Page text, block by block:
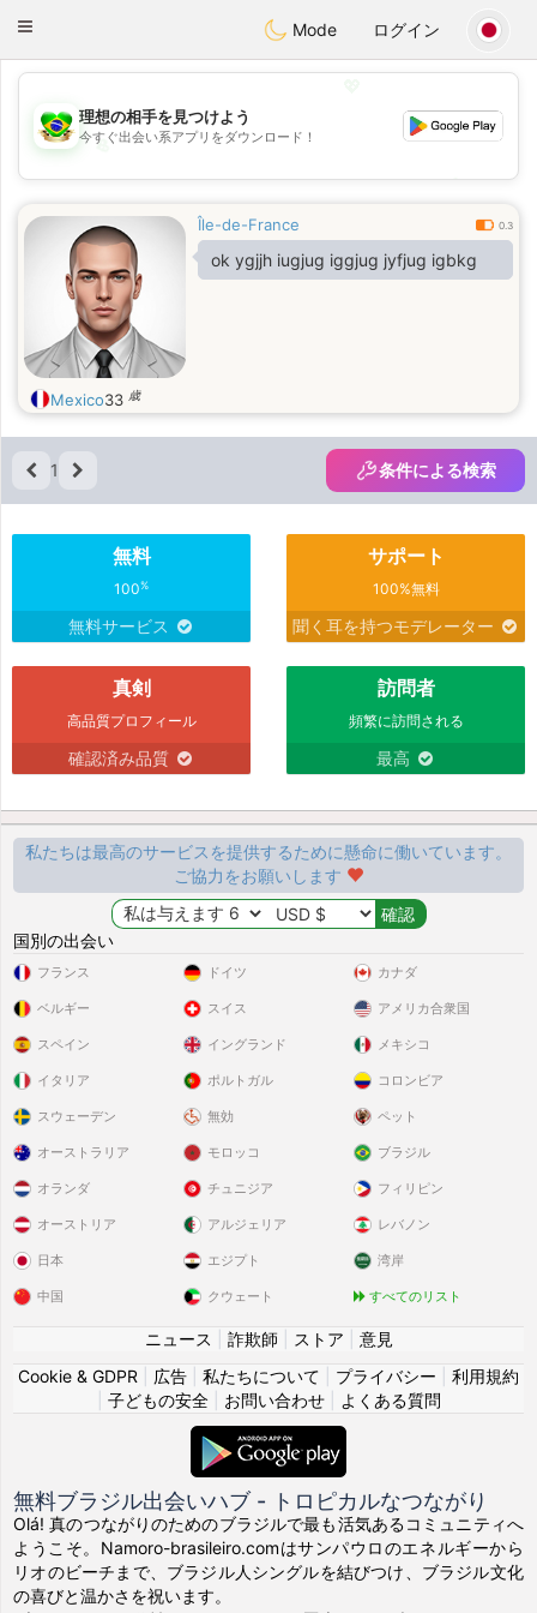
Conversar
Toggle
Mode ログイン
💖
💕
理想の相手を見つけよう
今すぐ出会い系アプリをダウンロード！
Île-de-France 0.3
ok ygjjh iugjug iggjug jyfjug igbkg
Mexico33 歳
1 条件による検索
無料
100%
無料サービス
サポート
100%無料
聞く耳を持つモデレーター
真剣
高品質プロフィール
確認済み品質
訪問者
頻繁に訪問される
最高
私たちは最高のサービスを提供するために懸命に働いています。
ご協力をお願いします
国別の出会い
フランス
ベルギー
スペイン
イタリア
スウェーデン
ドイツ
スイス
イングランド
ポルトガル
無効
カナダ
アメリカ合衆国
メキシコ
コロンビア
ペット
オーストラリア
オランダ
オーストリア
日本
中国
モロッコ
チュニジア
アルジェリア
エジプト
クウェート
ブラジル
フィリピン
レバノン
湾岸
すべてのリスト
ニュース 詐欺師 ストア
意見
Cookie & GDPR
広告 私たちについて プライバシー
利用規約
子どもの安全| お問い合わせ| よくある質問
無料ブラジル出会いハブ - トロピカルなつながり
Olá! 真のつながりのためのブラジルで最も活気あるコミュニティへ
ようこそ。Namoro-brasileiro.comはサンパウロのエネルギーから
リオのビーチまで、ブラジル人シングルを結びつけ、ブラジル文化
の喜びと温かさを祝います。